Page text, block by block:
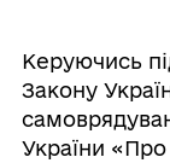
Керуючись
Закону
України